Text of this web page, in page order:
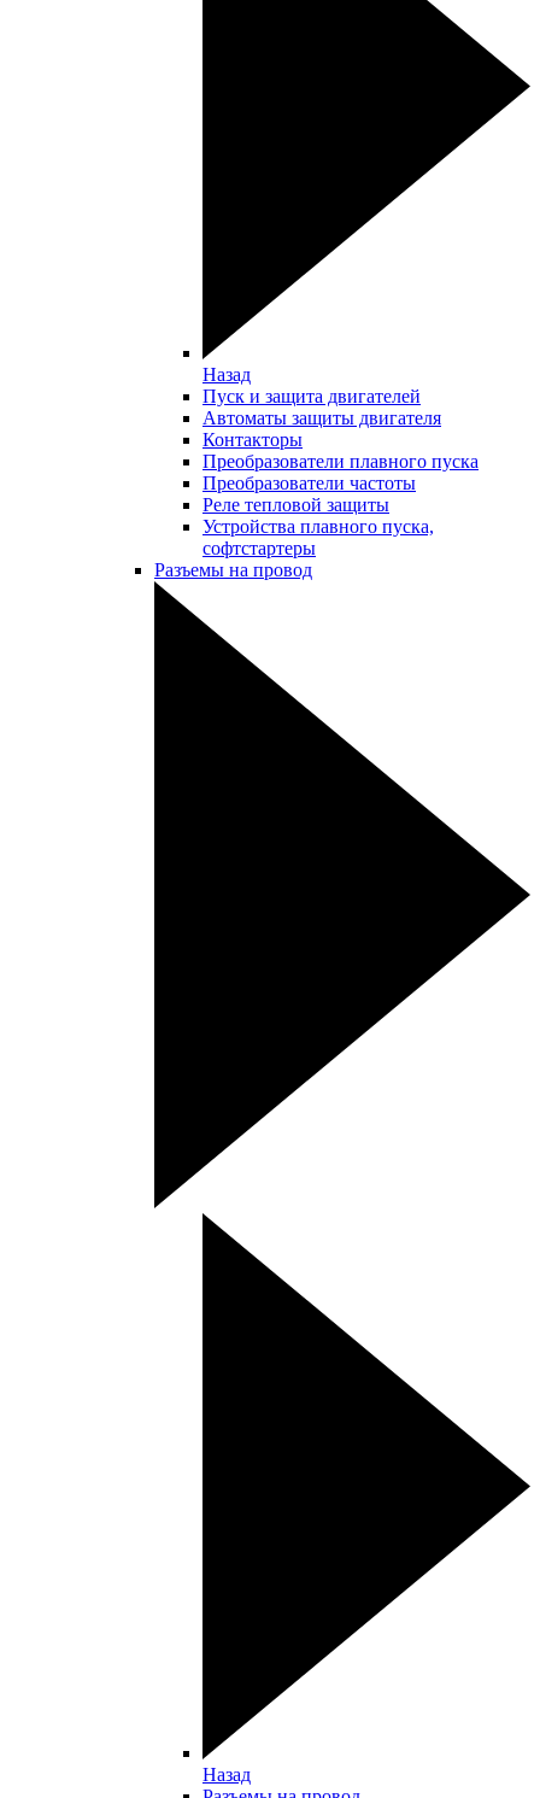
Назад
Пуск и защита двигателей
Автоматы защиты двигателя
Контакторы
Преобразователи плавного пуска
Преобразователи частоты
Реле тепловой защиты
Устройства плавного пуска,
софтстартеры
Разъемы на провод
Назад